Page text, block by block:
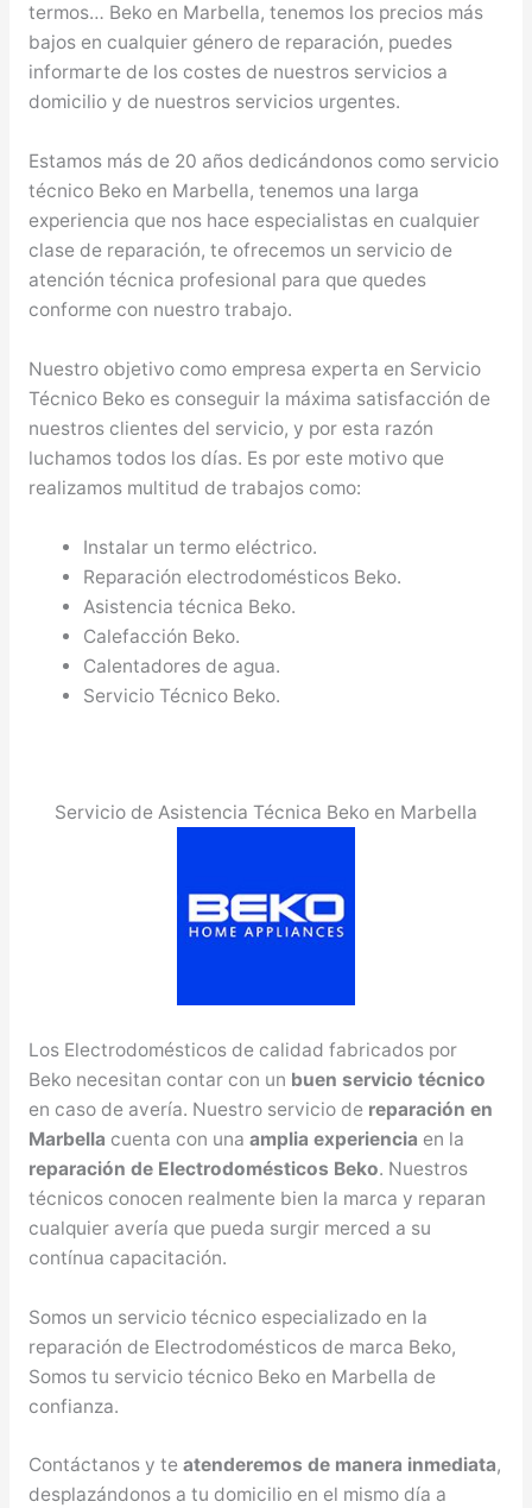
termos… Beko en Marbella, tenemos los precios más
bajos en cualquier género de reparación, puedes
informarte de los costes de nuestros servicios a
domicilio y de nuestros servicios urgentes.
Estamos más de 20 años dedicándonos como servicio
técnico Beko en Marbella, tenemos una larga
experiencia que nos hace especialistas en cualquier
clase de reparación, te ofrecemos un servicio de
atención técnica profesional para que quedes
conforme con nuestro trabajo.
Nuestro objetivo como empresa experta en Servicio
Técnico Beko es conseguir la máxima satisfacción de
nuestros clientes del servicio, y por esta razón
luchamos todos los días. Es por este motivo que
realizamos multitud de trabajos como:
Instalar un termo eléctrico.
Reparación electrodomésticos Beko.
Asistencia técnica Beko.
Calefacción Beko.
Calentadores de agua.
Servicio Técnico Beko.
Servicio de Asistencia Técnica Beko en Marbella
Los Electrodomésticos de calidad fabricados por
Beko necesitan contar con un buen servicio técnico
en caso de avería. Nuestro servicio de reparación en
Marbella cuenta con una amplia experiencia en la
reparación de Electrodomésticos Beko. Nuestros
técnicos conocen realmente bien la marca y reparan
cualquier avería que pueda surgir merced a su
contínua capacitación.
Somos un servicio técnico especializado en la
reparación de Electrodomésticos de marca Beko,
Somos tu servicio técnico Beko en Marbella de
confianza.
Contáctanos y te atenderemos de manera inmediata,
desplazándonos a tu domicilio en el mismo día a